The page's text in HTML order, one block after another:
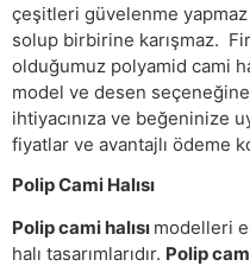
çeşitleri güvelenme
solup birbirine karışmaz.
olduğumuz polyamid cami
model ve desen
ihtiyacınıza ve beğeninize
fiyatlar ve avantajlı ödeme
Polip Cami Halısı
Polip cami halısı modelleri
halı tasarımlarıdır. Polip